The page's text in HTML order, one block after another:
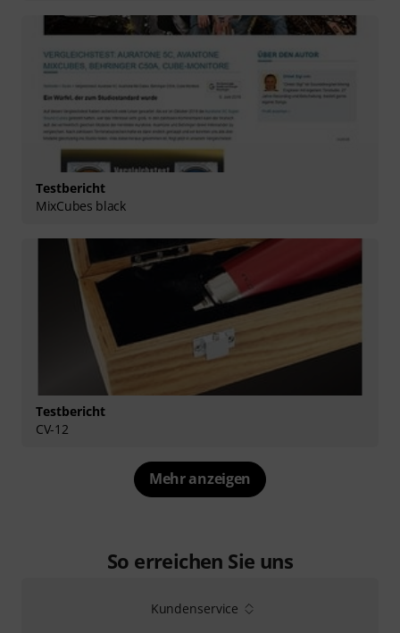
Testbericht
MixCubes black
Testbericht
CV-12
Mehr anzeigen
So erreichen Sie uns
Kundenservice